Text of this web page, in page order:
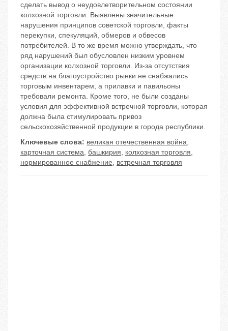
сделать вывод о неудовлетворительном состоянии
колхозной торговли. Выявлены значительные
нарушения принципов советской торговли, факты
перекупки, спекуляций, обмеров и обвесов
потребителей. В то же время можно утверждать, что
ряд нарушений был обусловлен низким уровнем
организации колхозной торговли. Из-за отсутствия
средств на благоустройство рынки не снабжались
торговым инвентарем, а прилавки и павильоны
требовали ремонта. Кроме того, не были созданы
условия для эффективной встречной торговли, которая
должна была стимулировать привоз
сельскохозяйственной продукции в города республики.
Ключевые слова: великая отечественная война,
карточная система, башкирия, колхозная торговля,
нормированное снабжение, встречная торговля